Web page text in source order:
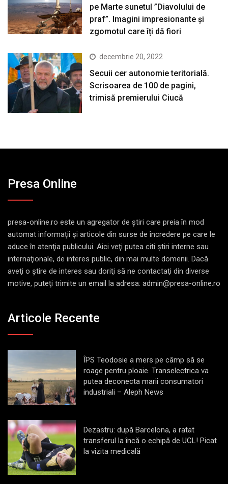
pe Marte sunetul ”Diavolului de
praf”. Imagini impresionante și
zgomotul care îți dă fiori
decembrie 20, 2022
Secuii cer autonomie teritorială.
Scrisoarea de 100 de pagini,
trimisă premierului Ciucă
Presa Online
presa-online.ro este un agregator de ştiri care preia în mod
automat informaţii şi articole din surse de încredere pe care le
aduce în atenţia publicului. Aici veţi putea citi ştiri interne sau
internaţionale, de interes public, din mai multe domenii. Dacă
aveţi o ştire de interes sau doriţi să ne contactaţi din diverse
motive, puteţi trimite un email la adresa: admin@presa-online.ro
Articole Recente
ÎPS Teodosie a mers pe câmp să se
roage pentru ploaie. Transelectrica va
putea deconecta marii consumatori
industriali – Aleph News
Dezastru: după Barcelona, a ratat
transferul la încă o echipă de UCL! Picat
la vizita medicală